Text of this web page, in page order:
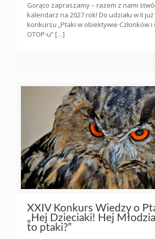
Gorąco zapraszamy – razem z nami
kalendarz na 2027 rok! Do udziału w II
konkursu „Ptaki w obiektywie Członków i
OTOP-u” […]
XXIV Konkurs Wiedzy o
„Hej Dzieciaki! Hej
to ptaki?”